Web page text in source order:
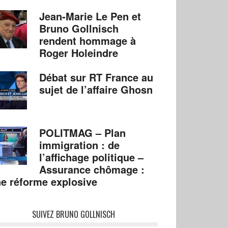
Jean-Marie Le Pen et
Bruno Gollnisch
rendent hommage à
Roger Holeindre
Débat sur RT France au
sujet de l’affaire Ghosn
POLITMAG – Plan
immigration : de
l’affichage politique –
Assurance chômage :
réforme explosive
SUIVEZ BRUNO GOLLNISCH